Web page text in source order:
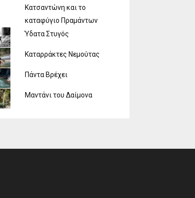
Κατσαντώνη και το
καταφύγιο Πραμάντων
Ύδατα Στυγός
Καταρράκτες Νεμούτας
Πάντα Βρέχει
Μαντάνι του Δαίμονα